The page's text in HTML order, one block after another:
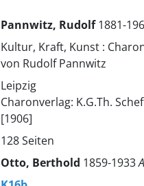
Pannwitz, Rudolf1881-
Kultur, Kraft, Kunst :
von Rudolf Pannwitz
Leipzig
Charonverlag: K.G.Th.
[1906]
128 Seiten
Otto, Berthold 1859-1933